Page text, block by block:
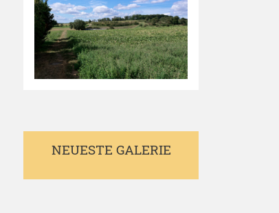
NEUESTE GALERIE